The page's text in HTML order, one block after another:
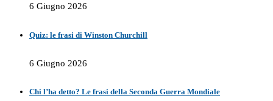
6 Giugno 2026
Quiz: le frasi di Winston Churchill
6 Giugno 2026
Chi l’ha detto? Le frasi della Seconda Guerra Mondiale